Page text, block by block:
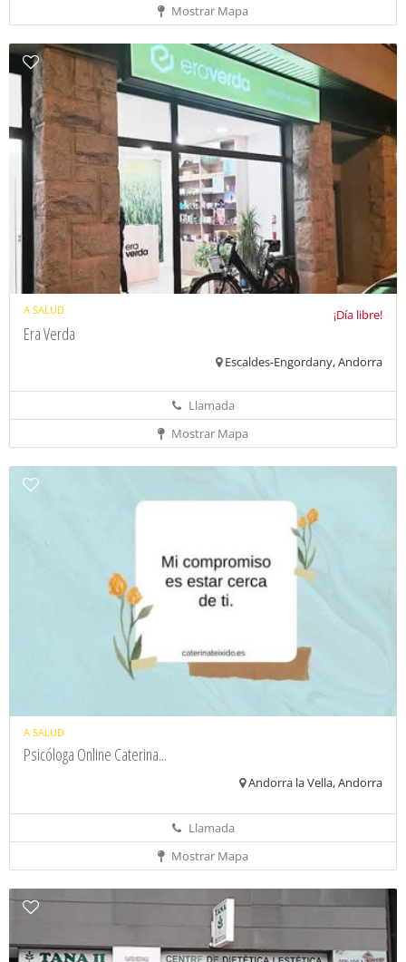
Mostrar Mapa
A SALUD ¡Día libre!
Era Verda
Escaldes-Engordany, Andorra
Llamada
Mostrar Mapa
A SALUD
Psicóloga Online Caterina...
Andorra la Vella, Andorra
Llamada
Mostrar Mapa